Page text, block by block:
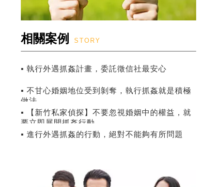
相關案例 STORY
▪ 執行外遇抓姦計畫，委託徵信社最安心
▪ 不甘心婚姻地位受到剝奪，執行抓姦就是積極
做法
▪ 【新竹私家偵探】不要忽視婚姻中的權益，就
要立即展開抓姦行動
▪ 進行外遇抓姦的行動，絕對不能夠有所問題